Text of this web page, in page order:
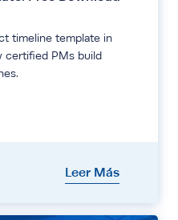
timeline template in
certified PMs build
Leer Más